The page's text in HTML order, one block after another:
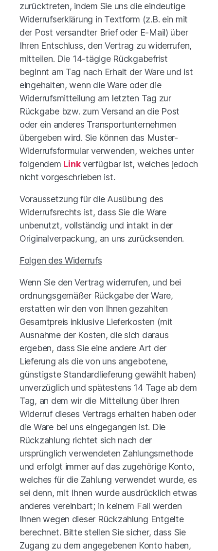
zurücktreten, indem Sie uns die eindeutige
Widerrufserklärung in Textform (z.B. ein mit
der Post versandter Brief oder E-Mail) über
Ihren Entschluss, den Vertrag zu widerrufen,
mitteilen. Die 14-tägige Rückgabefrist
beginnt am Tag nach Erhalt der Ware und ist
eingehalten, wenn die Ware oder die
Widerrufsmitteilung am letzten Tag zur
Rückgabe bzw. zum Versand an die Post
oder ein anderes Transportunternehmen
übergeben wird. Sie können das Muster-
Widerrufsformular verwenden, welches unter
folgendem Linkverfügbar ist, welches jedoch
nicht vorgeschrieben ist.
Voraussetzung für die Ausübung des
Widerrufsrechts ist, dass Sie die Ware
unbenutzt, vollständig und intakt in der
Originalverpackung, an uns zurücksenden.
Folgen des Widerrufs
Wenn Sie den Vertrag widerrufen, und bei
ordnungsgemäßer Rückgabe der Ware,
erstatten wir den von Ihnen gezahlten
Gesamtpreis inklusive Lieferkosten (mit
Ausnahme der Kosten, die sich daraus
ergeben, dass Sie eine andere Art der
Lieferung als die von uns angebotene,
günstigste Standardlieferung gewählt haben)
unverzüglich und spätestens 14 Tage ab dem
Tag, an dem wir die Mitteilung über Ihren
Widerruf dieses Vertrags erhalten haben oder
die Ware bei uns eingegangen ist. Die
Rückzahlung richtet sich nach der
ursprünglich verwendeten Zahlungsmethode
und erfolgt immer auf das zugehörige Konto,
welches für die Zahlung verwendet wurde, es
sei denn, mit Ihnen wurde ausdrücklich etwas
anderes vereinbart; in keinem Fall werden
Ihnen wegen dieser Rückzahlung Entgelte
berechnet. Bitte stellen Sie sicher, dass Sie
Zugang zu dem angegebenen Konto haben,